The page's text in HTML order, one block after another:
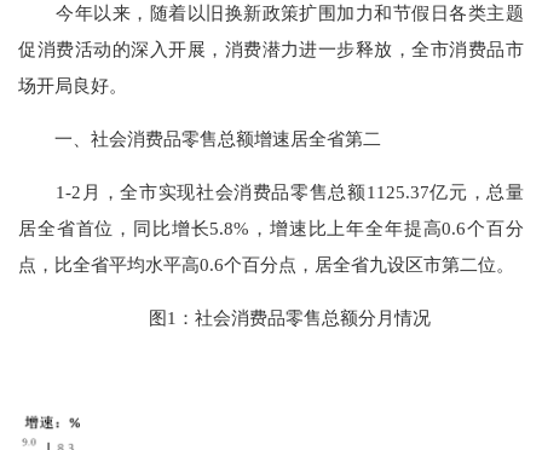
今年以来，随着以旧换新政策扩围加力和节假日各类主题
促消费活动的深入开展，消费潜力进一步释放，全市消费品市
场开局良好。
一、社会消费品零售总额增速居全省第二
1-2 月 ，全市实现社会消费品零售总额1125.37亿元，总量
居全省首位，同比增长5.8% ，增速比上年全年提高0.6个百分
点，比全省平均水平高0.6个百分点，居全省九设区市第二位。
图1 ：社会消费品零售总额分月情况